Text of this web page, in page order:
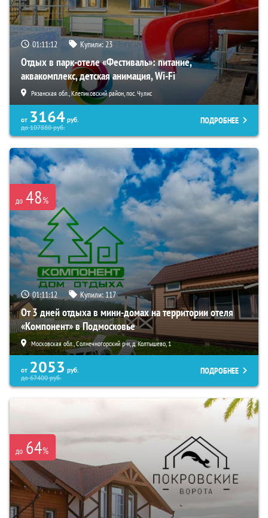
01:11:11 Купили:23
Отдых в парк-отеле «Фестиваль»: питание,
аквакомплекс, детская анимация, Wi-Fi
Рязанская обл., Клепиковский район, пос. Чулис
от 3164 руб.
до107880руб.
ПОДРОБНЕЕ
до 48%
01:11:11 Купили: 117
От 3 дней отдыха в мини-домах на территории отеля
«Компонент» в Подмосковье
Московская обл., Солнечногорский р-н, д. Колтышево, 1
от 2053 руб.
до67400руб.
ПОДРОБНЕЕ
до 64%